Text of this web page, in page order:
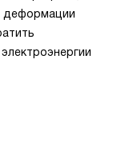
деформации